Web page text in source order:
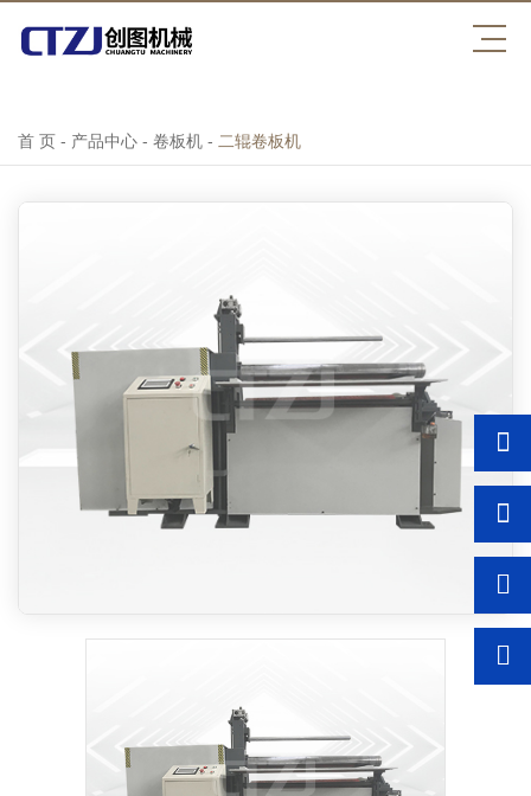
压球平台
首 页 - 产品中心 - 卷板机 - 二辊卷板机